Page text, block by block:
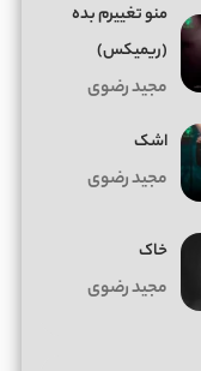
منو تغییرم بده
(ریمیکس)
مجید رضوی
اشک
مجید رضوی
خاک
مجید رضوی